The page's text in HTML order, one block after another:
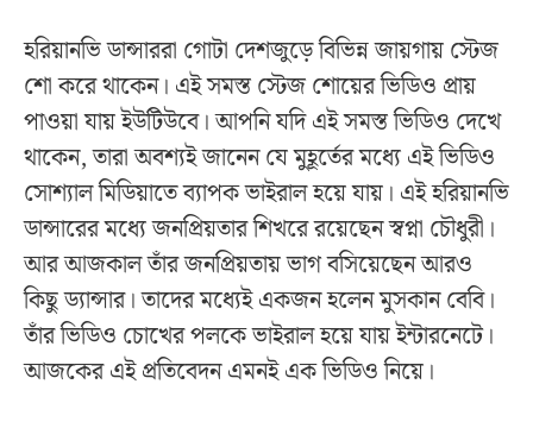
হরিয়ানভি ডান্সাররা গোটা দেশজুড়ে বিভিন্ন জায়গায় স্টেজ
শো করে থাকেন। এই সমস্ত স্টেজ শোয়ের ভিডিও প্রায়
পাওয়া যায় ইউটিউবে। আপনি যদি এই সমস্ত ভিডিও দেখে
থাকেন, তারা অবশ্যই জানেন যে মুহূর্তের মধ্যে এই ভিডিও
সোশ্যাল মিডিয়াতে ব্যাপক ভাইরাল হয়ে যায়। এই হরিয়ানভি
ডান্সারের মধ্যে জনপ্রিয়তার শিখরে রয়েছেন স্বপ্না চৌধুরী।
আর আজকাল তাঁর জনপ্রিয়তায় ভাগ বসিয়েছেন আরও
কিছু ড্যান্সার। তাদের মধ্যেই একজন হলেন মুসকান বেবি।
তাঁর ভিডিও চোখের পলকে ভাইরাল হয়ে যায় ইন্টারনেটে।
আজকের এই প্রতিবেদন এমনই এক ভিডিও নিয়ে।